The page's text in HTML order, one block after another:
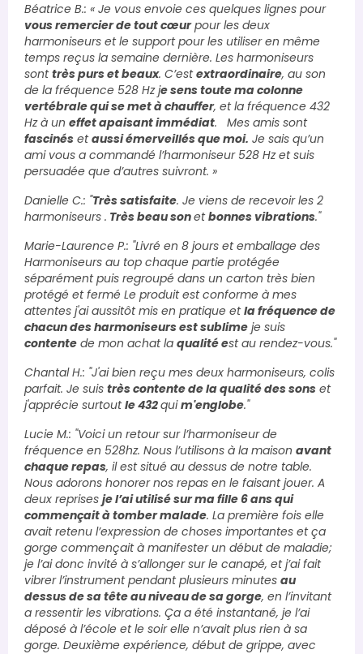
Béatrice B.: « Je vous envoie ces quelques lignes pour
vous remercier de tout cœurpour les deux
harmoniseurs et le support pour les utiliser en même
temps reçus la semaine dernière. Les harmoniseurs
sonttrès purs et beaux. C’estextraordinaire, au son
de la fréquence 528 Hz je sens toute ma colonne
vertébrale qui se met à chauffer, et la fréquence 432
Hz à un effet apaisant immédiat. Mes amis sont
fascinés etaussi émerveillés que moi. Je sais qu’un
ami vous a commandé l’harmoniseur 528 Hz et suis
persuadée que d’autres suivront. »
Danielle C.: "Très satisfaite. Je viens de recevoir les 2
harmoniseurs . Très beau sonetbonnes vibrations."
Marie-Laurence P.: "Livré en 8 jours et emballage des
Harmoniseurs au top chaque partie protégée
séparément puis regroupé dans un carton très bien
protégé et fermé Le produit est conforme à mes
attentes j'ai aussitôt mis en pratique etla fréquence de
chacun des harmoniseurs est sublime je suis
contente de mon achat la qualité est au rendez-vous."
Chantal H.: "J'ai bien reçu mes deux harmoniseurs, colis
parfait. Je suis très contente de la qualité des sons et
j'apprécie surtoutle 432quim'englobe."
Lucie M.: "Voici un retour sur l’harmoniseur de
fréquence en 528hz. Nous l’utilisons à la maison avant
chaque repas, il est situé au dessus de notre table.
Nous adorons honorer nos repas en le faisant jouer. A
deux reprises je l’ai utilisé sur ma fille 6 ans qui
commençait à tomber malade. La première fois elle
avait retenu l’expression de choses importantes et ça
gorge commençait à manifester un début de maladie;
je l’ai donc invité à s’allonger sur le canapé, et j’ai fait
vibrer l’instrument pendant plusieurs minutes au
dessus de sa tête au niveau de sa gorge, en l’invitant
a ressentir les vibrations. Ça a été instantané, je l’ai
déposé à l’école et le soir elle n’avait plus rien à sa
gorge. Deuxième expérience, début de grippe, avec